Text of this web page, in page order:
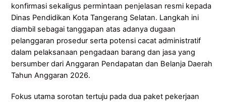
konfirmasi sekaligus permintaan penjelasan resmi kepada
Dinas Pendidikan Kota Tangerang Selatan. Langkah ini
diambil sebagai tanggapan atas adanya dugaan
pelanggaran prosedur serta potensi cacat administratif
dalam pelaksanaan pengadaan barang dan jasa yang
bersumber dari Anggaran Pendapatan dan Belanja Daerah
Tahun Anggaran 2026.
Fokus utama sorotan tertuju pada dua paket pekerjaan